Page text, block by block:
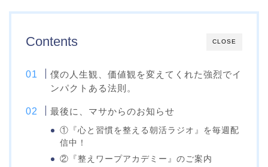
CLOSE
Contents
僕の人生観、価値観を変えてくれた強烈でイ
ンパクトある法則。
最後に、マサからのお知らせ
①『心と習慣を整える朝活ラジオ』を毎週配
信中！
②『整えワープアカデミー』のご案内